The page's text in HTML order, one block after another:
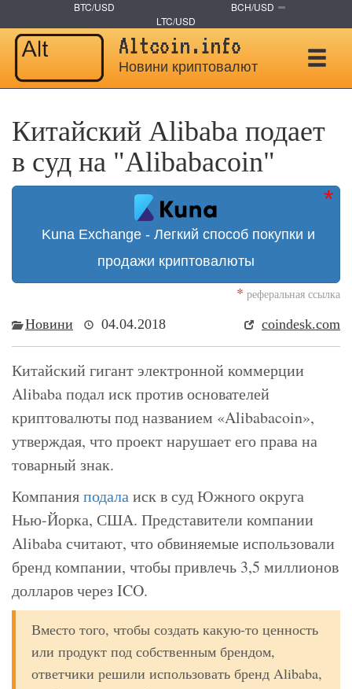
BTC/USD
BCH/USD
LTC/USD
Altcoin.info
Новини криптовалют
Китайский Alibaba подает
в суд на "Alibabacoin"
Kuna Exchange - Легкий способ покупки и
продажи криптовалюты
* реферальная ссылка
Новини 04.04.2018 coindesk.com
Китайский гигант электронной коммерции
Alibaba подал иск против основателей
криптовалюты под названием «Alibabacoin»,
утверждая, что проект нарушает его права на
товарный знак.
Компанияподалаиск в суд Южного округа
Нью-Йорка, США. Представители компании
Alibaba считают, что обвиняемые использовали
бренд компании, чтобы привлечь 3,5 миллионов
долларов через ICO.
Вместо того, чтобы создать какую-то ценность
или продукт под собственным брендом,
ответчики решили использовать бренд Alibaba,